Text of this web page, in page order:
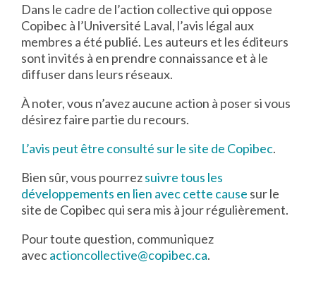
Dans le cadre de l’action collective qui oppose
Copibec à l’Université Laval, l’avis légal aux
membres a été publié. Les auteurs et les éditeurs
sont invités à en prendre connaissance et à le
diffuser dans leurs réseaux.
À noter, vous n’avez aucune action à poser si vous
désirez faire partie du recours.
L’avis peut être consulté sur le site de Copibec.
Bien sûr, vous pourrezsuivre tous les
développements en lien avec cette cause sur le
site de Copibec qui sera mis à jour régulièrement.
Pour toute question, communiquez
avecactioncollective@copibec.ca.